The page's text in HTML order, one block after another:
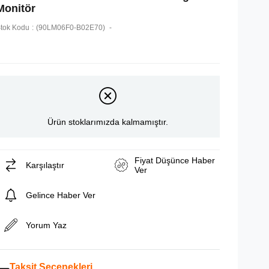
Kodu (90LM06F0-B02E70)
Ürün stoklarımızda kalmamıştır.
Karşılaştır
Fiyat Düşünce Haber
Ver
Gelince Haber Ver
Yorum Yaz